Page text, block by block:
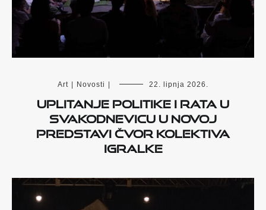
Art Novosti 22. lipnja 2026.
Uplitanje politike i rata u
svakodnevicu u novoj
predstavi Čvor Kolektiva
Igralke